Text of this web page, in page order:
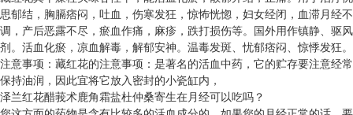
思郁结，胸膈痞闷，吐血，伤寒发狂，惊怖恍惚，妇女经闭，血滞月经不
调，产后恶露不尽，瘀血作痛，麻疹，跌打损伤等。国外用作镇静、驱风
剂。活血化瘀，凉血解毒，解郁安神。温毒发斑、忧郁痞闷、惊悸发狂。
注意事项：藏红花的注意事项：是著名的活血中药，它的贮存要注意经常
保持油润，因此宜将它放入密封的小瓷缸内，
泽兰红花醋莪术鹿角霜盐杜仲桑寄生在月经可以吃吗？